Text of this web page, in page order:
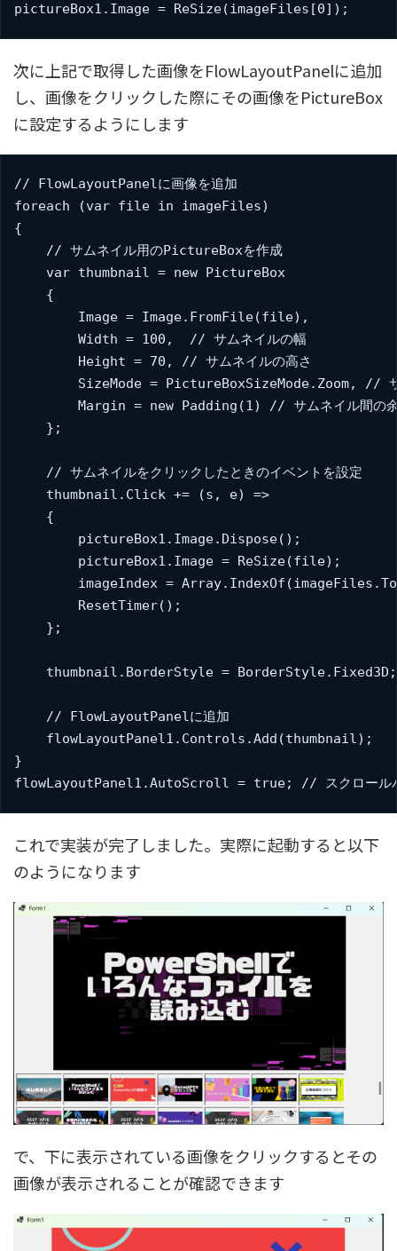
pictureBox1.Image = ReSize(imageFiles[0]);
次に上記で取得した画像をFlowLayoutPanelに追加
し、画像をクリックした際にその画像をPictureBox
に設定するようにします
// FlowLayoutPanelに画像を追加
foreach (var file in imageFiles)
{
    // サムネイル用のPictureBoxを作成
    var thumbnail = new PictureBox
    {
        Image = Image.FromFile(file),
        Width = 100,  // サムネイルの幅
        Height = 70, // サムネイルの高さ
SizeMode = PictureBoxSizeMode.Zoom, // サ
Margin = new Padding(1) // サムネイル間の
    };
    // サムネイルをクリックしたときのイベントを設定
    thumbnail.Click += (s, e) =>
    {
        pictureBox1.Image.Dispose();
        pictureBox1.Image = ReSize(file);
imageIndex =
        ResetTimer();
    };
thumbnail.BorderStyle = BorderStyle.Fixed3D;
    // FlowLayoutPanelに追加
    flowLayoutPanel1.Controls.Add(thumbnail);
}
flowLayoutPanel1.AutoScroll = true; // スクロールバ
これで実装が完了しました。実際に起動すると以下
のようになります
で、下に表示されている画像をクリックするとその
画像が表示されることが確認できます